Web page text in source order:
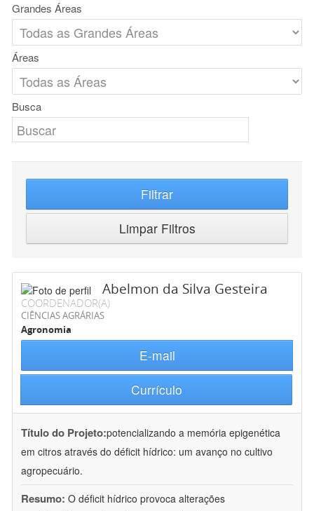
Grandes Áreas
Áreas
Busca
Filtrar
Limpar Filtros
Abelmon da Silva Gesteira
COORDENADOR(A)
CIÊNCIAS AGRÁRIAS
Agronomia
E-mail
Currículo
Título do Projeto:potencializando a memória epigenética
em citros através do déficit hídrico: um avanço no cultivo
agropecuário.
Resumo: O déficit hídrico provoca alterações